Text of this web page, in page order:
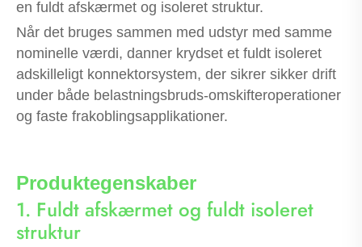
en fuldt afskærmet og isoleret struktur.
Når det bruges sammen med udstyr med samme
nominelle værdi, danner krydset et fuldt isoleret
adskilleligt konnektorsystem, der sikrer sikker drift
under både belastningsbruds-omskifteroperationer
og faste frakoblingsapplikationer.
Produktegenskaber
1. Fuldt afskærmet og fuldt isoleret
struktur